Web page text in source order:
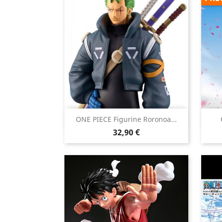
ONE PIECE Figurine Roronoa...
Prix
32,90 €
Aperçu rapide